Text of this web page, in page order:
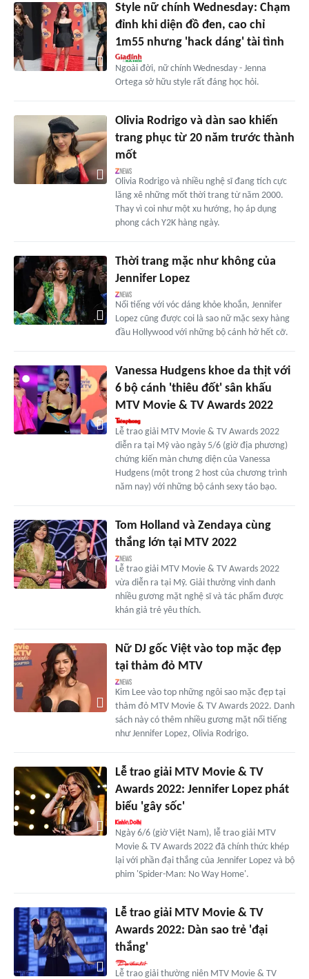
Style nữ chính Wednesday: Chạm
đỉnh khi diện đồ đen, cao chỉ
1m55 nhưng 'hack dáng' tài tình
Ngoài đời, nữ chính Wednesday - Jenna
Ortega sở hữu style rất đáng học hỏi.
Olivia Rodrigo và dàn sao khiến
trang phục từ 20 năm trước thành
mốt
Olivia Rodrigo và nhiều nghệ sĩ đang tích cực
lăng xê những mốt thời trang từ năm 2000.
Thay vì coi như một xu hướng, họ áp dụng
phong cách Y2K hàng ngày.
Thời trang mặc như không của
Jennifer Lopez
Nổi tiếng với vóc dáng khỏe khoắn, Jennifer
Lopez cũng được coi là sao nữ mặc sexy hàng
đầu Hollywood với những bộ cánh hở hết cỡ.
Vanessa Hudgens khoe da thịt với
6 bộ cánh 'thiêu đốt' sân khấu
MTV Movie & TV Awards 2022
Lễ trao giải MTV Movie & TV Awards 2022
diễn ra tại Mỹ vào ngày 5/6 (giờ địa phương)
chứng kiến màn chưng diện của Vanessa
Hudgens (một trong 2 host của chương trình
năm nay) với những bộ cánh sexy táo bạo.
Tom Holland và Zendaya cùng
thắng lớn tại MTV 2022
Lễ trao giải MTV Movie & TV Awards 2022
vừa diễn ra tại Mỹ. Giải thưởng vinh danh
nhiều gương mặt nghệ sĩ và tác phẩm được
khán giả trẻ yêu thích.
Nữ DJ gốc Việt vào top mặc đẹp
tại thảm đỏ MTV
Kim Lee vào top những ngôi sao mặc đẹp tại
thảm đỏ MTV Movie & TV Awards 2022. Danh
sách này có thêm nhiều gương mặt nổi tiếng
như Jennifer Lopez, Olivia Rodrigo.
Lễ trao giải MTV Movie & TV
Awards 2022: Jennifer Lopez phát
biểu 'gây sốc'
Ngày 6/6 (giờ Việt Nam), lễ trao giải MTV
Movie & TV Awards 2022 đã chính thức khép
lại với phần đại thắng của Jennifer Lopez và bộ
phim 'Spider-Man: No Way Home'.
Lễ trao giải MTV Movie & TV
Awards 2022: Dàn sao trẻ 'đại
thắng'
Lễ trao giải thường niên MTV Movie & TV